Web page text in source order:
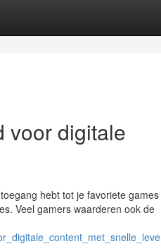
voor digitale
hebt tot je favoriete games
Veel gamers waarderen ook de